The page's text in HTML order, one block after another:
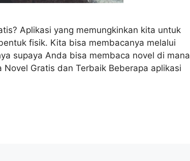
Aplikasi yang memungkinkan kita untuk
fisik. Kita bisa membacanya melalui
supaya Anda bisa membaca novel di mana
Gratis dan Terbaik Beberapa aplikasi